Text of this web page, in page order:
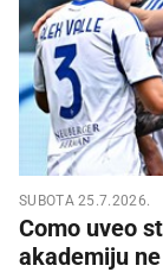
SUBOTA 25.7.2026.
Como uveo
akademiju